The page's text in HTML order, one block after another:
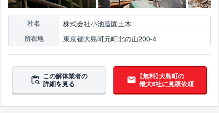
社名 株式会社小池造園土木
所在地 東京都大島町元町北の山200-4
この解体業者の
詳細を見る
【無料】大島町の
最大6社に見積依頼